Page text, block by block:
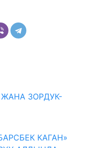
ЗОРДУК-
КАГАН»